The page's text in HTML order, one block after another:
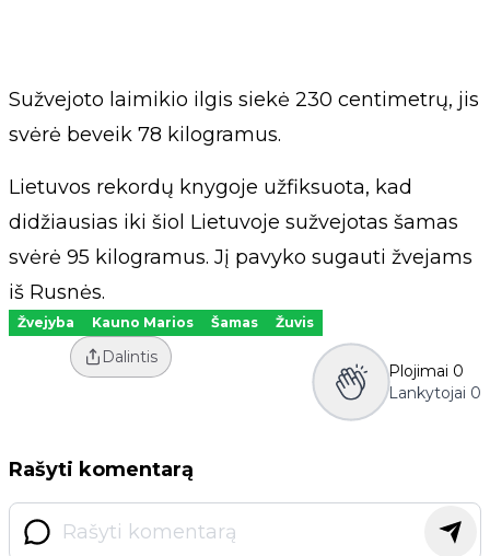
Sužvejoto laimikio ilgis siekė 230 centimetrų, jis
svėrė beveik 78 kilogramus.
Lietuvos rekordų knygoje užfiksuota, kad
didžiausias iki šiol Lietuvoje sužvejotas šamas
svėrė 95 kilogramus. Jį pavyko sugauti žvejams
iš Rusnės.
Žvejyba Kauno Marios Šamas Žuvis
Dalintis
Plojimai 0
Lankytojai 0
Rašyti komentarą